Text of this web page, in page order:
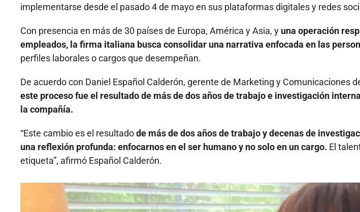
implementarse desde el pasado 4 de mayo en sus plataformas digitales y redes
Con presencia en más de 30 países de Europa, América y Asia, y una operación
empleados, la firma italiana busca consolidar una narrativa enfocada en las
perfiles laborales o cargos que desempeñan.
De acuerdo con Daniel Español Calderón, gerente de Marketing y Comunicaciones
este proceso fue el resultado de más de dos años de trabajo e investigación
la compañía.
“Este cambio es el resultadode más de dos años de trabajo y decenas de
una reflexión profunda: enfocarnos en el ser humano y no solo en un cargo. El
etiqueta”, afirmó Español Calderón.